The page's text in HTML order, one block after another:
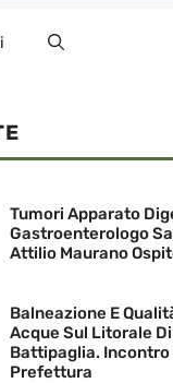
Tumori Apparato
Gastroenterologo
Attilio Maurano
Balneazione E
Acque Sul Litorale Di
Battipaglia. Incontro
Prefettura